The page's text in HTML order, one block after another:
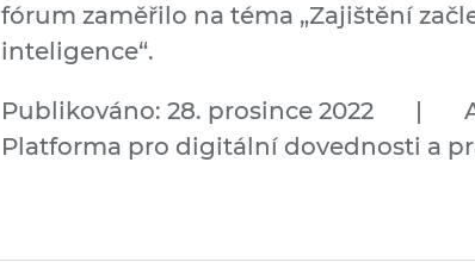
fórum zaměřilo na téma „Zajištění
inteligence“.
Publikováno: 28. prosince 2022 |
Platforma pro digitální dovednosti a